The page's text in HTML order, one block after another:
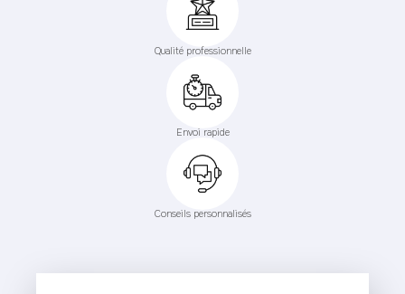
Qualité professionnelle
Envoi rapide
Conseils personnalisés